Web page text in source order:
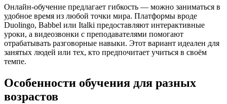
Онлайн-обучение предлагает гибкость — можно заниматься в
удобное время из любой точки мира. Платформы вроде
Duolingo, Babbel или Italki предоставляют интерактивные
уроки, а видеозвонки с преподавателями помогают
отрабатывать разговорные навыки. Этот вариант идеален для
занятых людей или тех, кто предпочитает учиться в своём
темпе.
Особенности обучения для разных
возрастов